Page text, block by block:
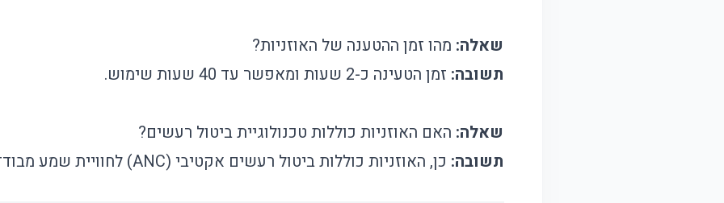
שאלה: מהו זמן ההטענה של האוזניות?
תשובה: זמן הטעינה כ-2 שעות ומאפשר עד 40 שעות שימוש.
שאלה: האם האוזניות כוללות טכנולוגיית ביטול רעשים?
תשובה: כן, האוזניות כוללות ביטול רעשים אקטיבי (ANC) לחוויית שמע מבודדת.